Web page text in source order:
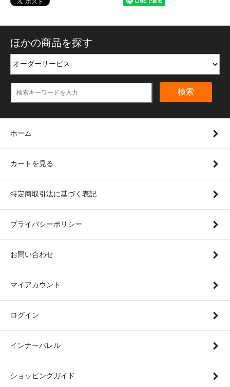
ほかの商品を探す
検索
ホーム
カートを見る
特定商取引法に基づく表記
プライバシーポリシー
お問い合わせ
マイアカウント
ログイン
インナーバレル
ショッピングガイド